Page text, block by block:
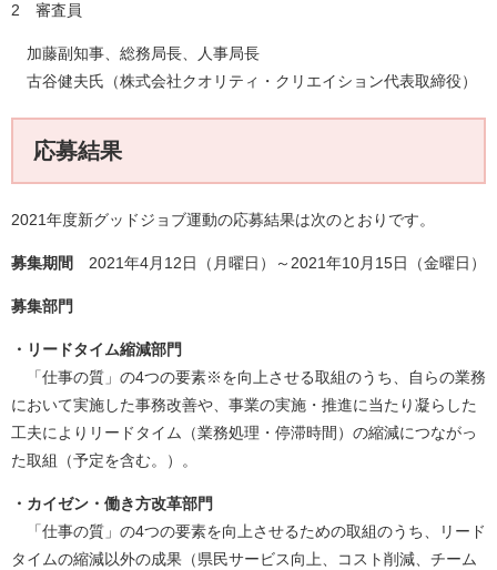
2 審査員
加藤副知事、総務局長、人事局長
古谷健夫氏（株式会社クオリティ・クリエイション代表取締役）
応募結果
2021年度新グッドジョブ運動の応募結果は次のとおりです。
募集期間 2021年4月12日（月曜日）～2021年10月15日（金曜日）
募集部門
・リードタイム縮減部門
「仕事の質」の4つの要素※を向上させる取組のうち、自らの業務
において実施した事務改善や、事業の実施・推進に当たり凝らした
工夫によりリードタイム（業務処理・停滞時間）の縮減につながっ
た取組（予定を含む。）。
・カイゼン・働き方改革部門
「仕事の質」の4つの要素を向上させるための取組のうち、リード
タイムの縮減以外の成果（県民サービス向上、コスト削減、チーム